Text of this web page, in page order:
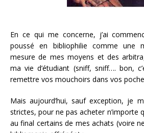
En ce qui me concerne, j’ai
poussé en bibliophilie comme une
mesure de mes moyens et des
ma vie d’étudiant (sniff, sniff…. bon,
remettre vos mouchoirs dans vos
Mais aujourd’hui, sauf exception, je
strictes, pour ne pas acheter n’importe
au final certains de mes achats (voire